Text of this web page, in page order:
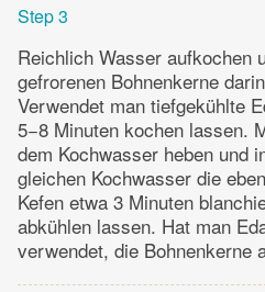
Step 3
Reichlich Wasser aufkochen
gefrorenen Bohnenkerne
Verwendet man tiefgekühlte
5−8 Minuten kochen lassen.
dem Kochwasser heben und
gleichen Kochwasser die
Kefen etwa 3 Minuten
abkühlen lassen. Hat man
verwendet, die Bohnenkerne